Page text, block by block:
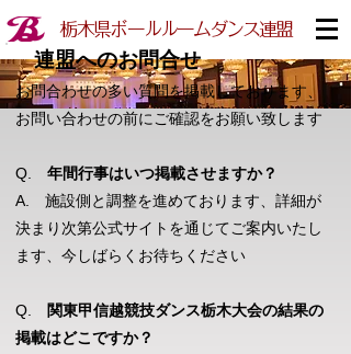
栃木県ボールルームダンス連盟
連盟へのお問合せ
お問合わせの多い質問を掲載しております、
お問い合わせの前にご確認をお願い致します
Q. 年間行事はいつ掲載させますか？
A. 施設側と調整を進めております、詳細が
決まり次第公式サイトを通じてご案内いたし
ます、今しばらくお待ちください
Q.
関東甲信越競技ダンス栃木大会の結果の
掲載はどこですか？